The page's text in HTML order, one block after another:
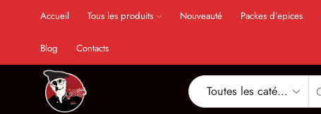
Accueil Tous les produits Nouveauté Packes d’epices
Blog Contacts